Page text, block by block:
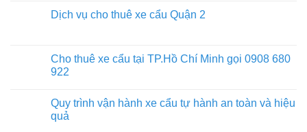
Dịch vụ cho thuê xe cẩu Quận 2
Cho thuê xe cẩu tại TP.Hồ Chí Minh gọi 0908 680
922
Quy trình vận hành xe cẩu tự hành an toàn và hiệu
quả